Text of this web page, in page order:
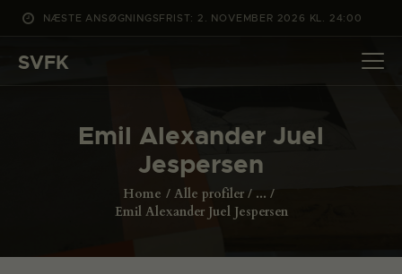
NÆSTE ANSØGNINGSFRIST: 2. NOVEMBER 2026 KL. 24:00
SVFK
Emil Alexander Juel
Jespersen
Home Alle profiler
...
Emil Alexander Juel Jespersen
DET SKER
PROJEKTER
ANSØG